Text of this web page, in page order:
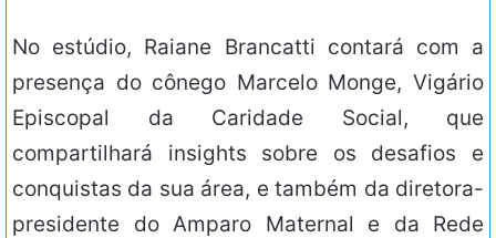
No estúdio, Raiane Brancatti contará com a
presença do cônego Marcelo Monge, Vigário
Episcopal da Caridade Social, que
compartilhará insights sobre os desafios e
conquistas da sua área, e também da diretora-
presidente do Amparo Maternal e da Rede